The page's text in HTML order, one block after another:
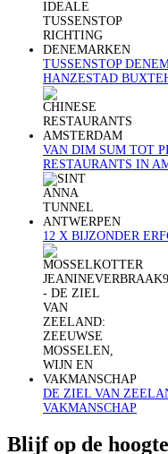
TUSSENSTOP
HANZESTAD
VAN DIM SUM TOT
RESTAURANTS IN
12 X BIJZONDER
DE ZIEL VAN
VAKMANSCHAP
Blijf op de hoogte